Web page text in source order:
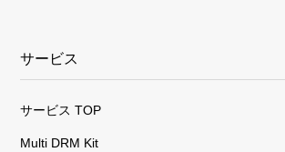
サービス
サービス TOP
Multi DRM Kit